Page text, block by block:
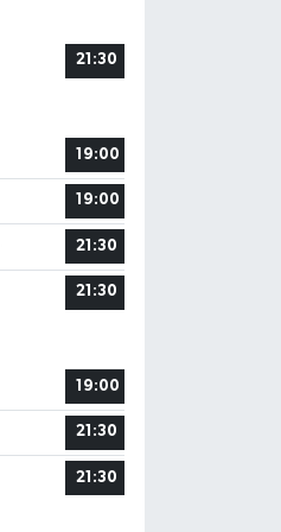
21:30
19:00
19:00
21:30
21:30
19:00
21:30
21:30